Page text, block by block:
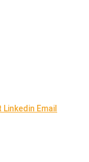
Linkedin Email